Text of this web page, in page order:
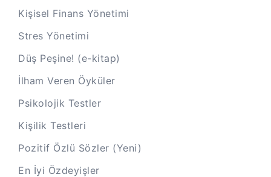
Kişisel Finans Yönetimi
Stres Yönetimi
Düş Peşine! (e-kitap)
İlham Veren Öyküler
Psikolojik Testler
Kişilik Testleri
Pozitif Özlü Sözler (Yeni)
En İyi Özdeyişler